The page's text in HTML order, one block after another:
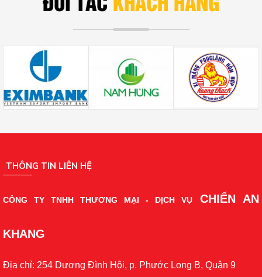
ĐỐI TÁC KHÁCH HÀNG
THÔNG TIN LIÊN HỆ
CÔNG TY TNHH THƯƠNG MẠI - DỊCH VỤ CHIẾN AN
KHANG
Địa chỉ: 254 Dương Đình Hội, p. Phước Long B, Quận 9